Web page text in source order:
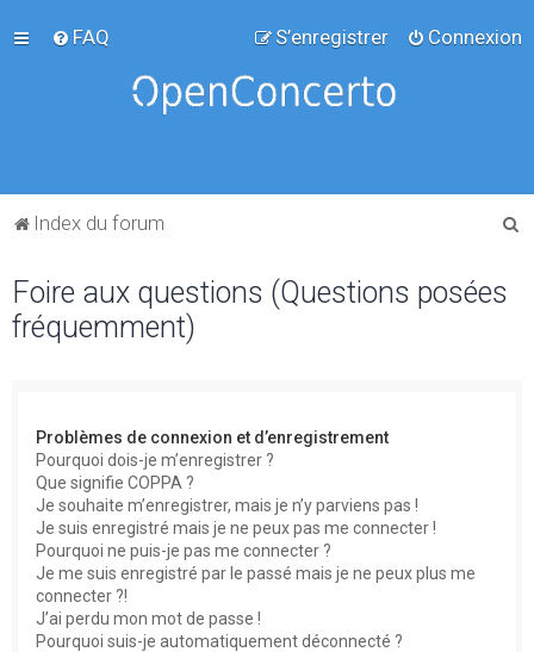
FAQ Connexion
S’enregistrer
Index du forum
Foire aux questions (Questions posées
fréquemment)
Problèmes de connexion et d’enregistrement
Pourquoi dois-je m’enregistrer ?
Que signifie COPPA ?
Je souhaite m’enregistrer, mais je n’y parviens pas !
Je suis enregistré mais je ne peux pas me connecter !
Pourquoi ne puis-je pas me connecter ?
Je me suis enregistré par le passé mais je ne peux plus me
connecter ?!
J’ai perdu mon mot de passe !
Pourquoi suis-je automatiquement déconnecté ?